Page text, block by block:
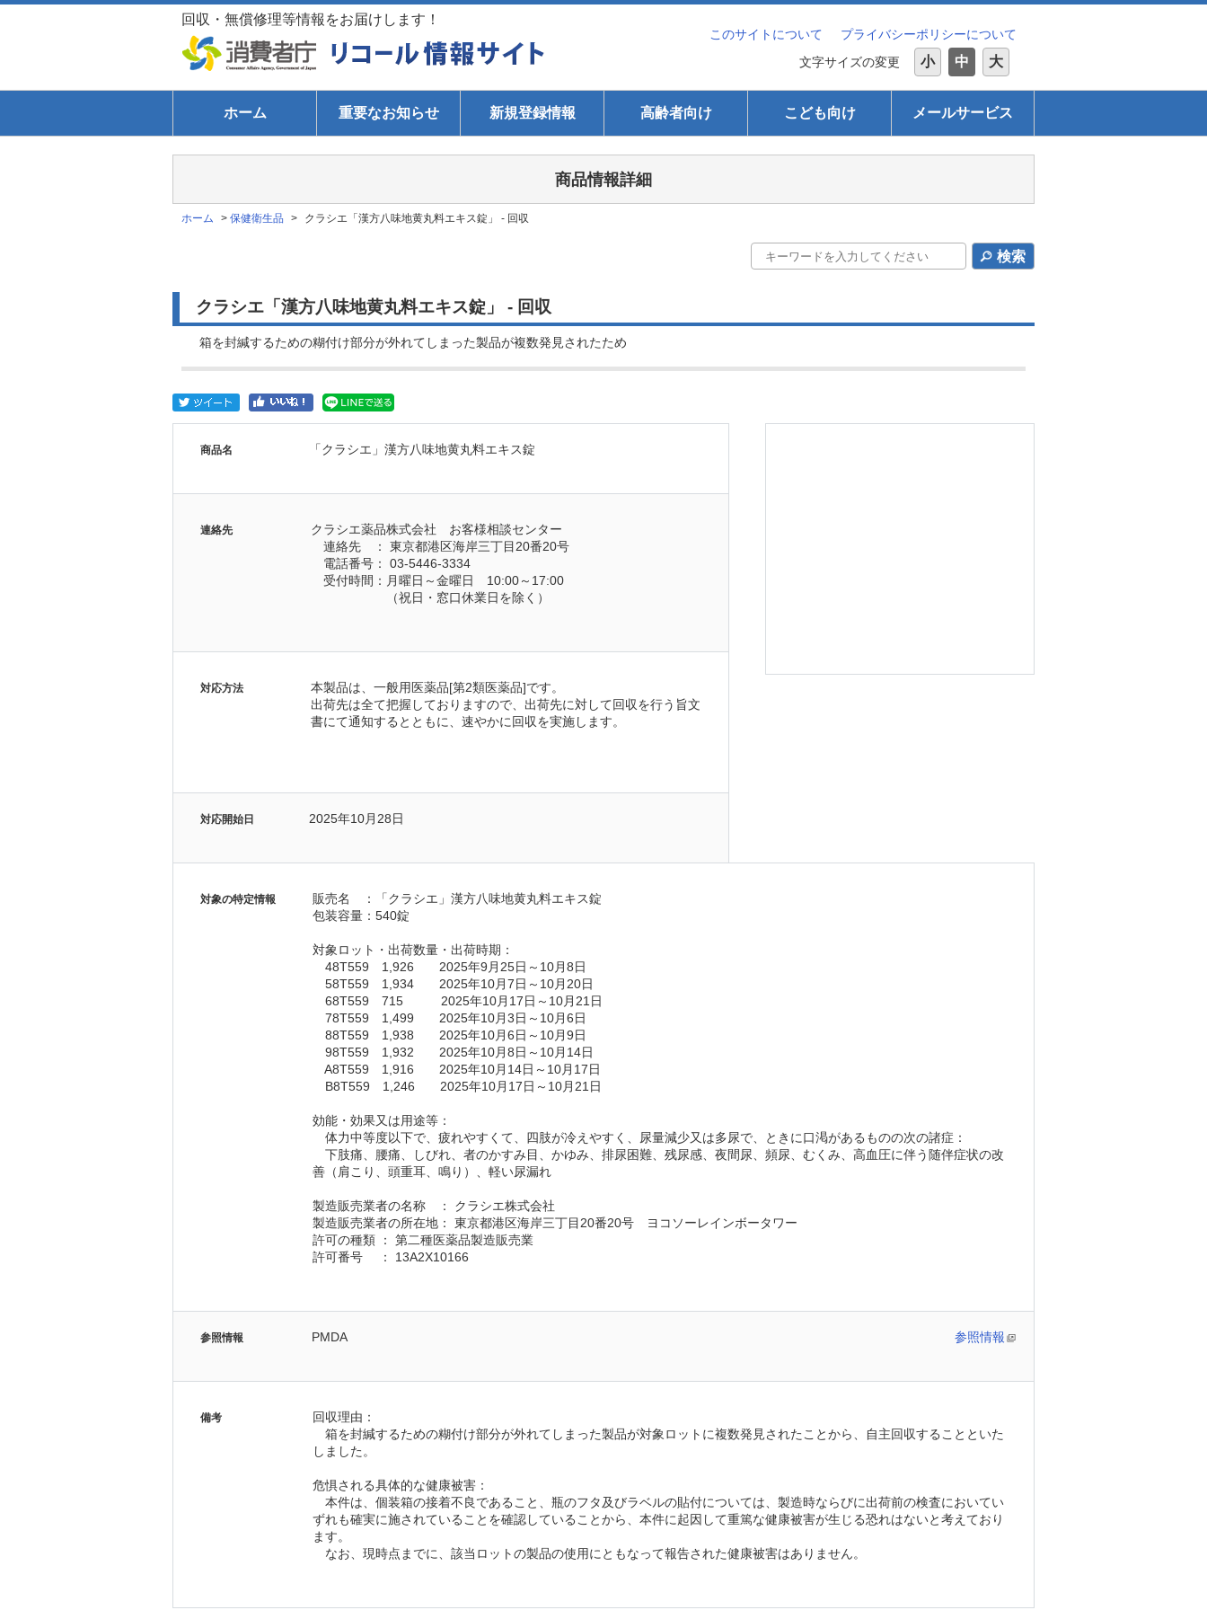
回収・無償修理等情報をお届けします！
このサイトについて
プライバシーポリシーについて
文字サイズの変更
小 中 大
ホーム 重要なお知らせ 新規登録情報 高齢者向け こども向け メールサービス
商品情報詳細
ホーム > 保健衛生品 > クラシエ「漢方八味地黄丸料エキス錠」 - 回収
検索
クラシエ「漢方八味地黄丸料エキス錠」 - 回収
箱を封緘するための糊付け部分が外れてしまった製品が複数発見されたため
商品名 「クラシエ」漢方八味地黄丸料エキス錠
連絡先
クラシエ薬品株式会社　お客様相談センター
連絡先　： 東京都港区海岸三丁目20番20号
電話番号： 03-5446-3334
受付時間：月曜日～金曜日　10:00～17:00
（祝日・窓口休業日を除く）
対応方法
本製品は、一般用医薬品[第2類医薬品]です。
出荷先は全て把握しておりますので、出荷先に対して回収を行う旨文
書にて通知するとともに、速やかに回収を実施します。
対応開始日 2025年10月28日
対象の特定情報
販売名　：「クラシエ」漢方八味地黄丸料エキス錠
包装容量：540錠
対象ロット・出荷数量・出荷時期：
48T559　1,926　　2025年9月25日～10月8日
58T559　1,934　　2025年10月7日～10月20日
68T559　715　　　2025年10月17日～10月21日
78T559　1,499　　2025年10月3日～10月6日
88T559　1,938　　2025年10月6日～10月9日
98T559　1,932　　2025年10月8日～10月14日
A8T559　1,916　　2025年10月14日～10月17日
B8T559　1,246　　2025年10月17日～10月21日
効能・効果又は用途等：
体力中等度以下で、疲れやすくて、四肢が冷えやすく、尿量減少又は多尿で、ときに口渇があるものの次の諸症：
下肢痛、腰痛、しびれ、者のかすみ目、かゆみ、排尿困難、残尿感、夜間尿、頻尿、むくみ、高血圧に伴う随伴症状の改
善（肩こり、頭重耳、鳴り）、軽い尿漏れ
製造販売業者の名称　： クラシエ株式会社
製造販売業者の所在地： 東京都港区海岸三丁目20番20号　ヨコソーレインボータワー
許可の種類 ： 第二種医薬品製造販売業
許可番号　 ： 13A2X10166
参照情報 PMDA 参照情報
備考
回収理由：
箱を封緘するための糊付け部分が外れてしまった製品が対象ロットに複数発見されたことから、自主回収することといた
しました。
危惧される具体的な健康被害：
本件は、個装箱の接着不良であること、瓶のフタ及びラベルの貼付については、製造時ならびに出荷前の検査においてい
ずれも確実に施されていることを確認していることから、本件に起因して重篤な健康被害が生じる恐れはないと考えており
ます。
なお、現時点までに、該当ロットの製品の使用にともなって報告された健康被害はありません。